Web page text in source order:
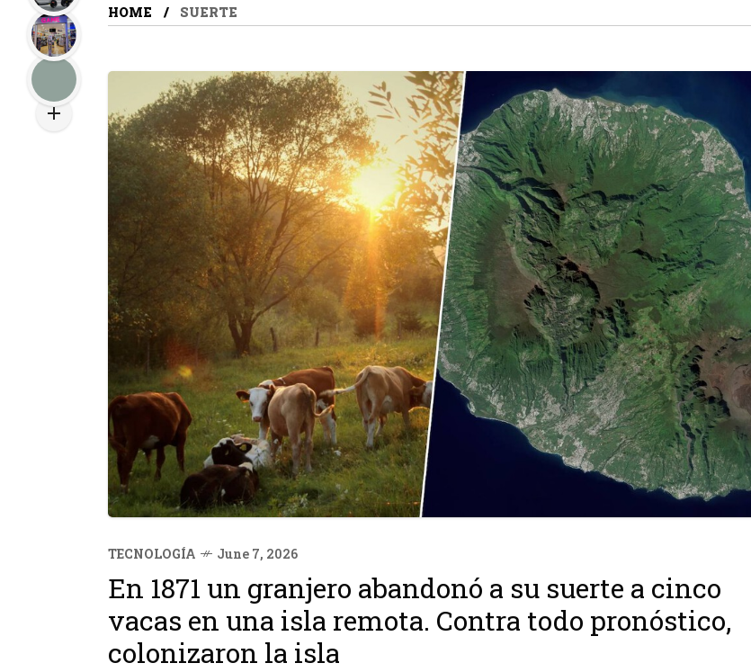
HOME SUERTE
TECNOLOGÍA June 7, 2026
En 1871 un granjero abandonó a su suerte a cinco
vacas en una isla remota. Contra todo pronóstico,
colonizaron la isla